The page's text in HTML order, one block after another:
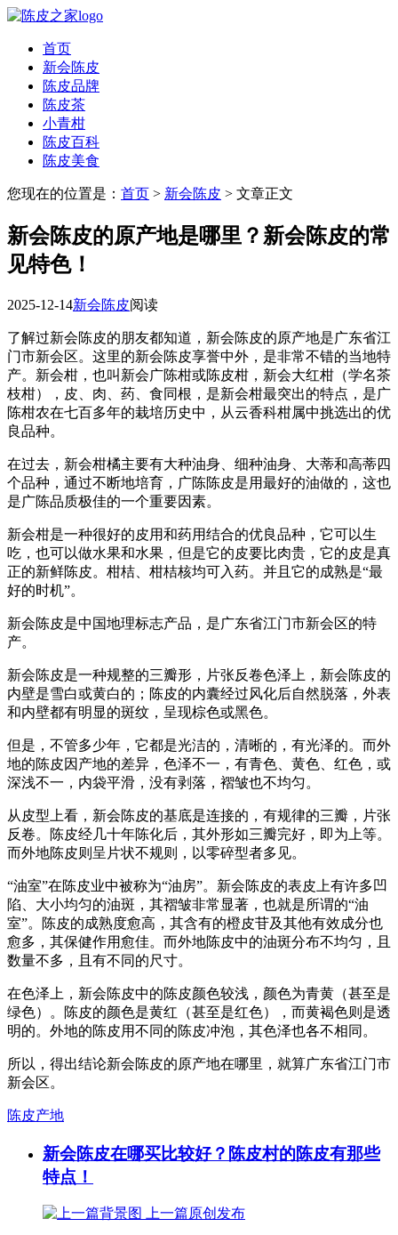
首页
新会陈皮
陈皮品牌
陈皮茶
小青柑
陈皮百科
陈皮美食
您现在的位置是： 首页 > 新会陈皮 > 文章正文
新会陈皮的原产地是哪里？新会陈皮的常
见特色！
2025-12-14新会陈皮阅读
了解过新会陈皮的朋友都知道，新会陈皮的原产地是广东省江
门市新会区。这里的新会陈皮享誉中外，是非常不错的当地特
产。新会柑，也叫新会广陈柑或陈皮柑，新会大红柑（学名茶
枝柑），皮、肉、药、食同根，是新会柑最突出的特点，是广
陈柑农在七百多年的栽培历史中，从云香科柑属中挑选出的优
良品种。
在过去，新会柑橘主要有大种油身、细种油身、大蒂和高蒂四
个品种，通过不断地培育，广陈陈皮是用最好的油做的，这也
是广陈品质极佳的一个重要因素。
新会柑是一种很好的皮用和药用结合的优良品种，它可以生
吃，也可以做水果和水果，但是它的皮要比肉贵，它的皮是真
正的新鲜陈皮。柑桔、柑桔核均可入药。并且它的成熟是“最
好的时机”。
新会陈皮是中国地理标志产品，是广东省江门市新会区的特
产。
新会陈皮是一种规整的三瓣形，片张反卷色泽上，新会陈皮的
内壁是雪白或黄白的；陈皮的内囊经过风化后自然脱落，外表
和内壁都有明显的斑纹，呈现棕色或黑色。
但是，不管多少年，它都是光洁的，清晰的，有光泽的。而外
地的陈皮因产地的差异，色泽不一，有青色、黄色、红色，或
深浅不一，内袋平滑，没有剥落，褶皱也不均匀。
从皮型上看，新会陈皮的基底是连接的，有规律的三瓣，片张
反卷。陈皮经几十年陈化后，其外形如三瓣完好，即为上等。
而外地陈皮则呈片状不规则，以零碎型者多见。
“油室”在陈皮业中被称为“油房”。新会陈皮的表皮上有许多凹
陷、大小均匀的油斑，其褶皱非常显著，也就是所谓的“油
室”。陈皮的成熟度愈高，其含有的橙皮苷及其他有效成分也
愈多，其保健作用愈佳。而外地陈皮中的油斑分布不均匀，且
数量不多，且有不同的尺寸。
在色泽上，新会陈皮中的陈皮颜色较浅，颜色为青黄（甚至是
绿色）。陈皮的颜色是黄红（甚至是红色），而黄褐色则是透
明的。外地的陈皮用不同的陈皮冲泡，其色泽也各不相同。
所以，得出结论新会陈皮的原产地在哪里，就算广东省江门市
新会区。
陈皮产地
新会陈皮在哪买比较好？陈皮村的陈皮有那些
特点！
上一篇原创发布